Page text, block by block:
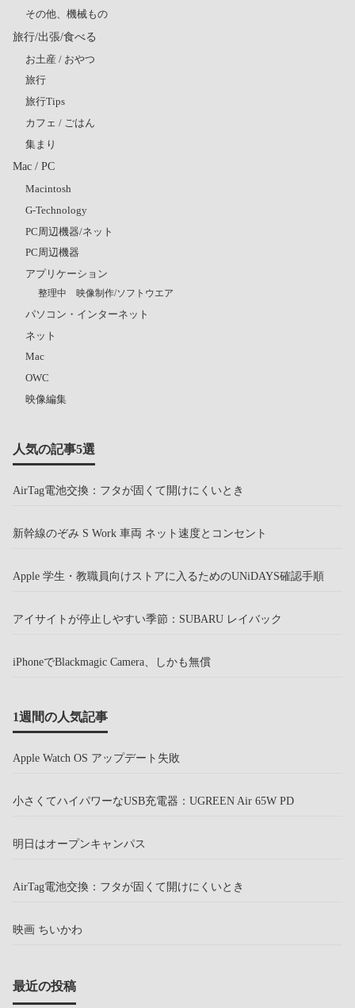
その他、機械もの
旅行/出張/食べる
お土産 / おやつ
旅行
旅行Tips
カフェ / ごはん
集まり
Mac / PC
Macintosh
G-Technology
PC周辺機器/ネット
PC周辺機器
アプリケーション
整理中 映像制作/ソフトウエア
パソコン・インターネット
ネット
Mac
OWC
映像編集
人気の記事5選
AirTag電池交換：フタが固くて開けにくいとき
新幹線のぞみ S Work 車両 ネット速度とコンセント
Apple 学生・教職員向けストアに入るためのUNiDAYS確認手順
アイサイトが停止しやすい季節：SUBARU レイバック
iPhoneでBlackmagic Camera、しかも無償
1週間の人気記事
Apple Watch OS アップデート失敗
小さくてハイパワーなUSB充電器：UGREEN Air 65W PD
明日はオープンキャンパス
AirTag電池交換：フタが固くて開けにくいとき
映画 ちいかわ
最近の投稿